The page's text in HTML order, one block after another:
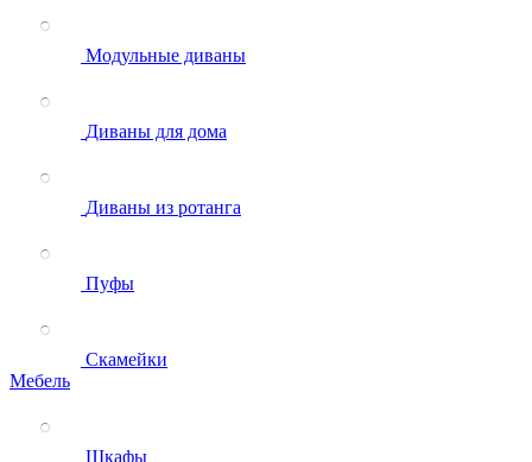
Модульные диваны
Диваны для дома
Диваны из ротанга
Пуфы
Скамейки
Мебель
Шкафы